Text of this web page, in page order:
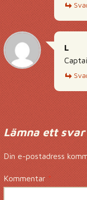
L
Lämna ett svar
Din e-postadress
Kommentar *